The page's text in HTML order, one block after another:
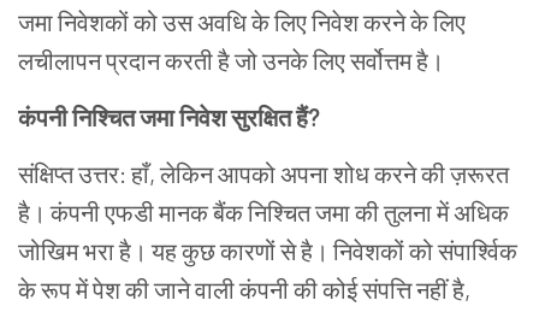
जमा निवेशकों को उस अवधि के लिए निवेश करने के लिए
लचीलापन प्रदान करती है जो उनके लिए सर्वोत्तम है।
कंपनी निश्चित जमा निवेश सुरक्षित हैं?
संक्षिप्त उत्तर: हाँ, लेकिन आपको अपना शोध करने की ज़रूरत
है। कंपनी एफडी मानक बैंक निश्चित जमा की तुलना में अधिक
जोखिम भरा है। यह कुछ कारणों से है। निवेशकों को संपार्श्विक
के रूप में पेश की जाने वाली कंपनी की कोई संपत्ति नहीं है,